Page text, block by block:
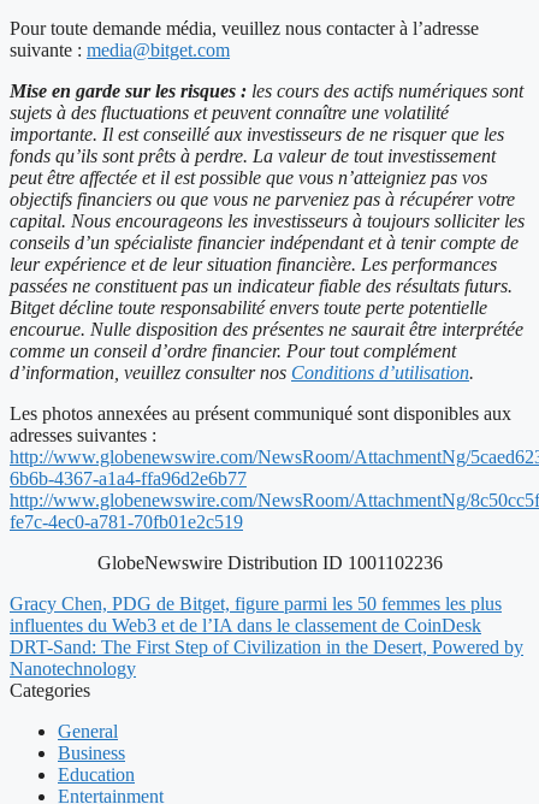
Pour toute demande média, veuillez nous contacter à l’adresse
suivante : media@bitget.com
Mise en garde sur les risques : les cours des actifs numériques sont
sujets à des fluctuations et peuvent connaître une volatilité
importante. Il est conseillé aux investisseurs de ne risquer que les
fonds qu’ils sont prêts à perdre. La valeur de tout investissement
peut être affectée et il est possible que vous n’atteigniez pas vos
objectifs financiers ou que vous ne parveniez pas à récupérer votre
capital. Nous encourageons les investisseurs à toujours solliciter les
conseils d’un spécialiste financier indépendant et à tenir compte de
leur expérience et de leur situation financière. Les performances
passées ne constituent pas un indicateur fiable des résultats futurs.
Bitget décline toute responsabilité envers toute perte potentielle
encourue. Nulle disposition des présentes ne saurait être interprétée
comme un conseil d’ordre financier. Pour tout complément
d’information, veuillez consulter nos Conditions d’utilisation.
Les photos annexées au présent communiqué sont disponibles aux
adresses suivantes :
http://www.globenewswire.com/NewsRoom/AttachmentNg/
6b6b-4367-a1a4-ffa96d2e6b77
http://www.globenewswire.com/NewsRoom/AttachmentNg/
fe7c-4ec0-a781-70fb01e2c519
GlobeNewswire Distribution ID 1001102236
Gracy Chen, PDG de Bitget, figure parmi les 50 femmes les plus
influentes du Web3 et de l’IA dans le classement de CoinDesk
DRT-Sand: The First Step of Civilization in the Desert, Powered by
Nanotechnology
Categories
General
Business
Education
Entertainment